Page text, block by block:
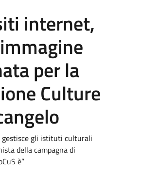
internet,
per la
Culture
gestisce gli istituti culturali
della campagna di
è”